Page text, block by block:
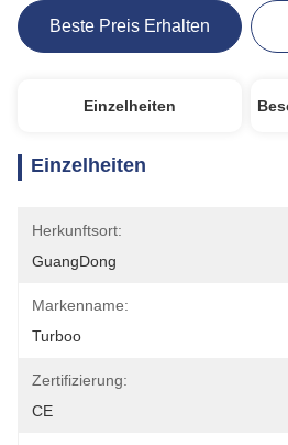
Beste Preis Erhalten
Einzelheiten
Einzelheiten
Herkunftsort:
GuangDong
Markenname:
Turboo
Zertifizierung:
CE